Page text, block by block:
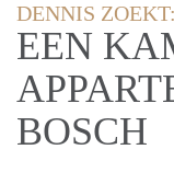
DENNIS ZOEKT:
EEN
BOSCH